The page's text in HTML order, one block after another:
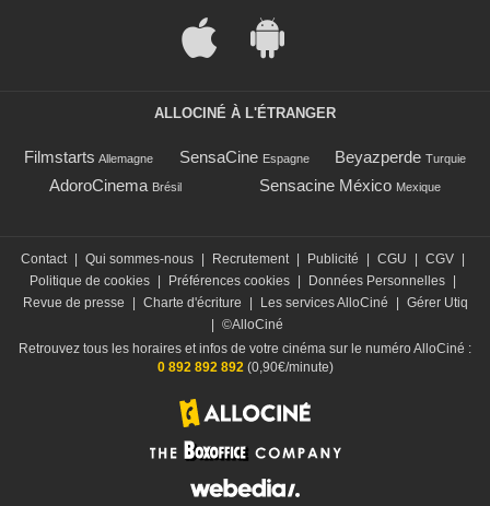
ALLOCINÉ À L'ÉTRANGER
Filmstarts Allemagne SensaCine Espagne Beyazperde Turquie
AdoroCinema Brésil Sensacine México Mexique
Contact Qui sommes-nous Recrutement Publicité CGU CGV
Politique de cookies
Préférences cookies Données Personnelles
Revue de presse
Charte d'écriture Les services AlloCiné
Gérer Utiq
©AlloCiné
Retrouvez tous les horaires et infos de votre cinéma sur le numéro AlloCiné :
0 892 892 892(0,90€/minute)